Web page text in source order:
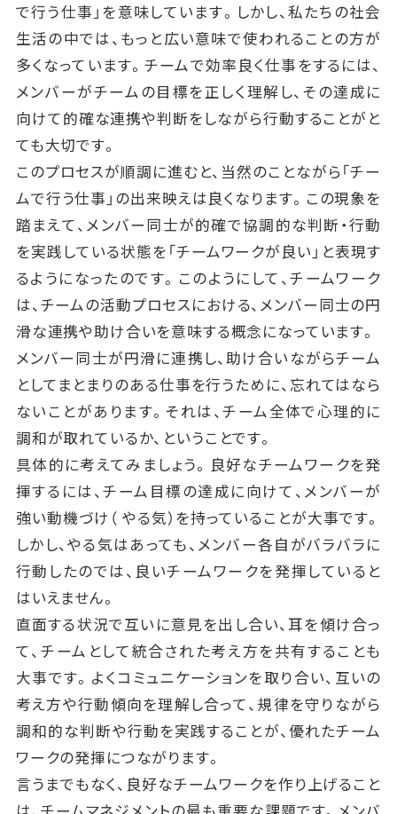
で行う仕事」を意味しています。しかし、私たちの社会
生活の中では、もっと広い意味で使われることの方が
多くなっています。チームで効率良く仕事をするには、
メンバーがチームの目標を正しく理解し、その達成に
向けて的確な連携や判断をしながら行動することがと
ても大切です。
このプロセスが順調に進むと、当然のことながら「チー
ムで行う仕事」の出来映えは良くなります。この現象を
踏まえて、メンバー同士が的確で協調的な判断・行動
を実践している状態を「チームワークが良い」と表現す
るようになったのです。このようにして、チームワーク
は、チームの活動プロセスにおける、メンバー同士の円
滑な連携や助け合いを意味する概念になっています。
メンバー同士が円滑に連携し、助け合いながらチーム
としてまとまりのある仕事を行うために、忘れてはなら
ないことがあります。それは、チーム全体で心理的に
調和が取れているか、ということです。
具体的に考えてみましょう。良好なチームワークを発
揮するには、チーム目標の達成に向けて、メンバーが
強い動機づけ（ やる気）を持っていることが大事です。
しかし、やる気はあっても、メンバー各自がバラバラに
行動したのでは、良いチームワークを発揮していると
はいえません。
直面する状況で互いに意見を出し合い、耳を傾け合っ
て、チームとして統合された考え方を共有することも
大事です。よくコミュニケーションを取り合い、互いの
考え方や行動傾向を理解し合って、規律を守りながら
調和的な判断や行動を実践することが、優れたチーム
ワークの発揮につながります。
言うまでもなく、良好なチームワークを作り上げること